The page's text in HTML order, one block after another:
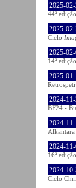
2025-
44ª
2025-
Ciclo
2025-
14ª
2025-
2024-
BF24 -
2024-
2024-
16ª
2024-
Ciclo